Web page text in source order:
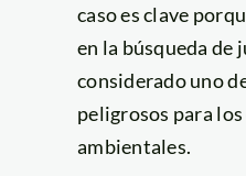
caso es clave
en la búsqueda de
considerado uno
peligrosos para
ambientales.